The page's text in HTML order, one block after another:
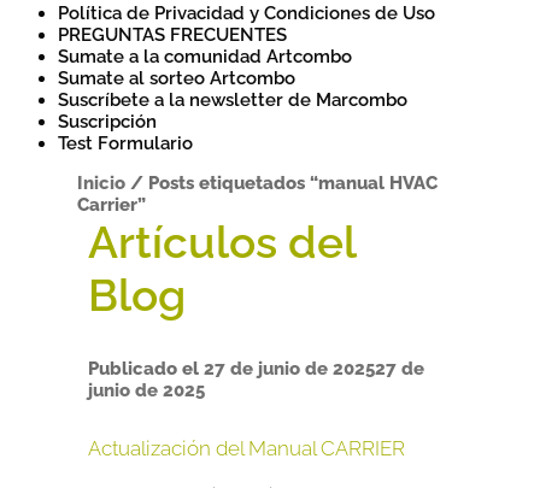
Política de Privacidad y Condiciones de Uso
PREGUNTAS FRECUENTES
Sumate a la comunidad Artcombo
Sumate al sorteo Artcombo
Suscríbete a la newsletter de Marcombo
Suscripción
Test Formulario
Inicio / Posts etiquetados “manual HVAC
Carrier”
Publicado el 27 de junio de 202527 de
junio de 2025
Actualización del Manual CARRIER